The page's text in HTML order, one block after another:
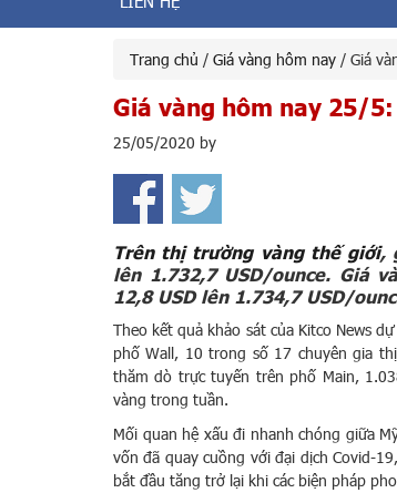
Trang chủ / Giá vàng hôm nay / Giá
Giá vàng hôm nay 25/
25/05/2020 by
Trên thị trường vàng thế giới,
lên 1.732,7 USD/ounce. Giá
12,8 USD lên 1.734,7 USD/
Theo kết quả khảo sát của Kitco News
phố Wall, 10 trong số 17 chuyên gia
thăm dò trực tuyến trên phố Main,
vàng trong tuần.
Mối quan hệ xấu đi nhanh chóng giữa
vốn đã quay cuồng với đại dịch Covid-
bắt đầu tăng trở lại khi các biện pháp